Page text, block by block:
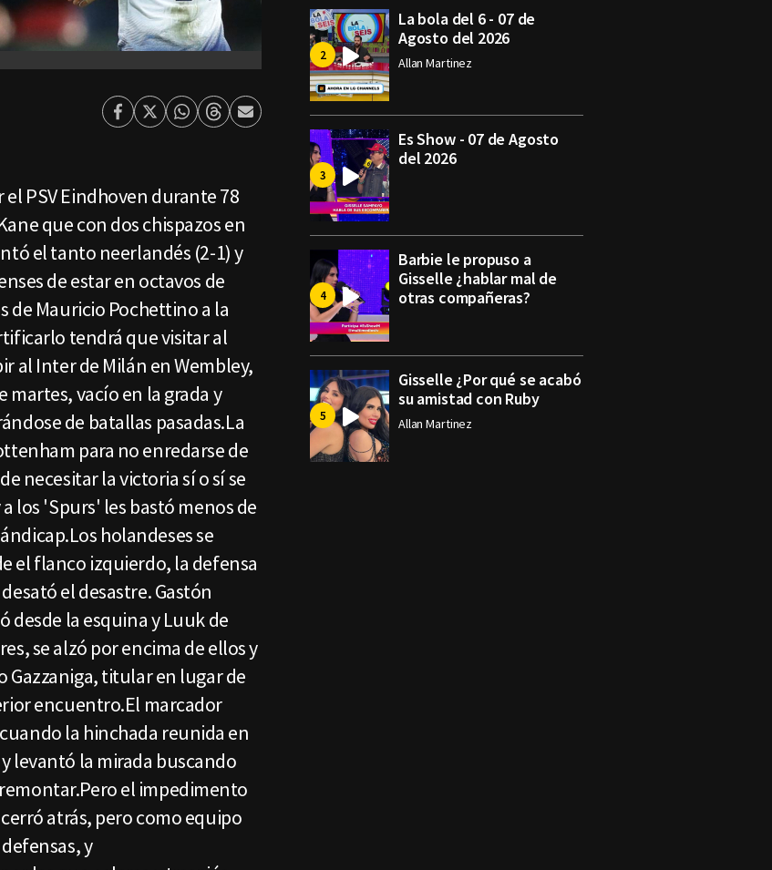
Facebook
TwitterWhatsapp
ThreadsEnviar
PSV Eindhoven durante 78
que con dos chispazos en
el tanto neerlandés (2-1) y
de estar en octavos de
de Mauricio Pochettino a la
tendrá que visitar al
al Inter de Milán en Wembley,
martes, vacío en la grada y
de batallas pasadas.La
para no enredarse de
necesitar la victoria sí o sí se
los 'Spurs' les bastó menos de
holandeses se
el flanco izquierdo, la defensa
el desastre. Gastón
desde la esquina y Luuk de
se alzó por encima de ellos y
Gazzaniga, titular en lugar de
encuentro.El marcador
la hinchada reunida en
levantó la mirada buscando
el impedimento
atrás, pero como equipo
y
La bola del 6 - 07 de
Agosto del 2026
Allan Martinez
Es Show - 07 de Agosto
del 2026
Barbie le propuso a
Gisselle ¿hablar mal de
otras compañeras?
Gisselle ¿Por qué se acabó
su amistad con Ruby
Allan Martinez